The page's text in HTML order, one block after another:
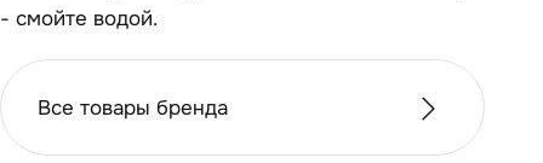
- смойте водой.
Все товары бренда